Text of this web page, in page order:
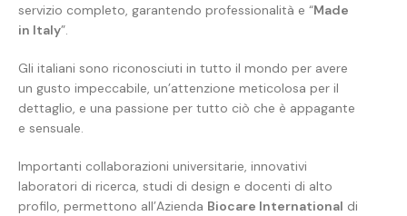
servizio completo, garantendo professionalità e “Made
in Italy”.
Gli italiani sono riconosciuti in tutto il mondo per avere
un gusto impeccabile, un’attenzione meticolosa per il
dettaglio, e una passione per tutto ciò che è appagante
e sensuale.
Importanti collaborazioni universitarie, innovativi
laboratori di ricerca, studi di design e docenti di alto
profilo, permettono all’Azienda Biocare International di